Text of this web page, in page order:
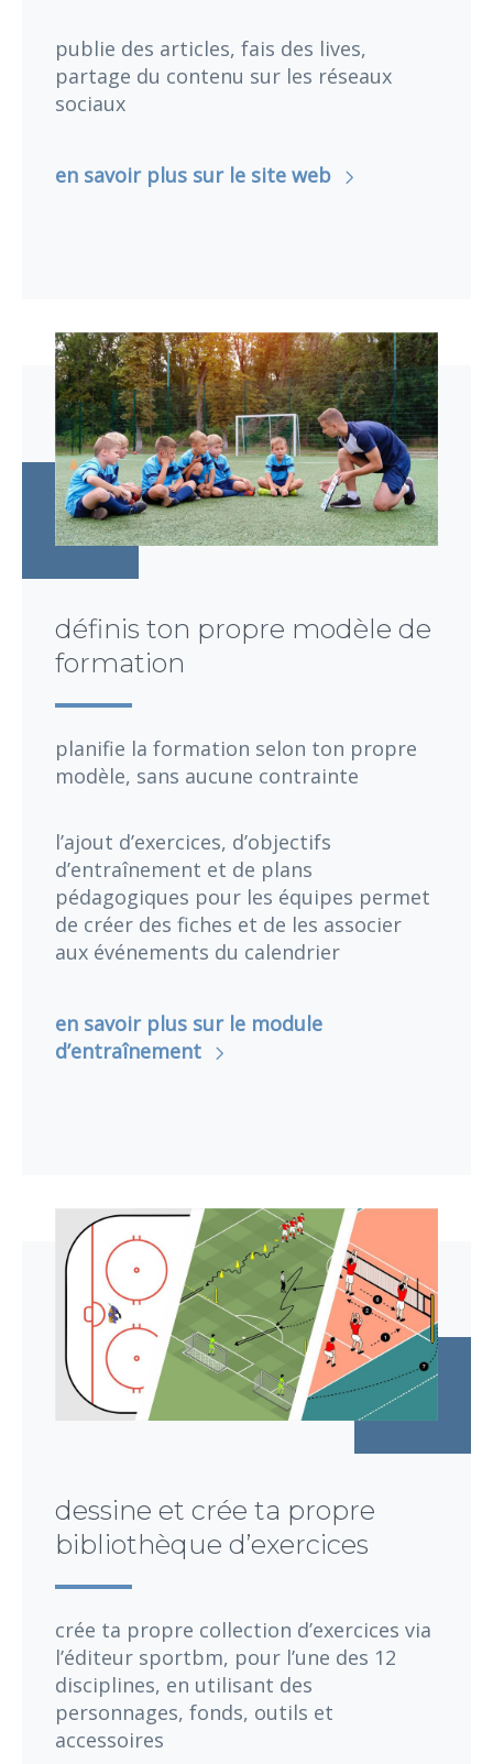
publie des articles, fais des lives,
partage du contenu sur les réseaux
sociaux
en savoir plus sur le site web
définis ton propre modèle de
formation
planifie la formation selon ton propre
modèle, sans aucune contrainte
l’ajout d’exercices, d’objectifs
d’entraînement et de plans
pédagogiques pour les équipes permet
de créer des fiches et de les associer
aux événements du calendrier
en savoir plus sur le module
d’entraînement
dessine et crée ta propre
bibliothèque d’exercices
crée ta propre collection d’exercices via
l’éditeur sportbm, pour l’une des 12
disciplines, en utilisant des
personnages, fonds, outils et
accessoires